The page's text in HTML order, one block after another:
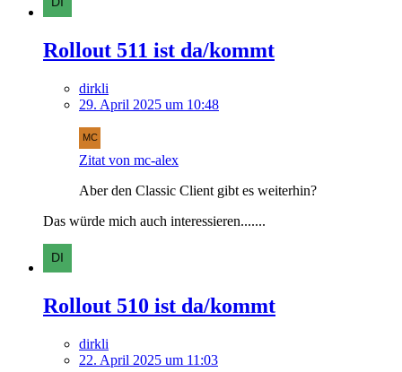
Rollout 511 ist da/kommt
dirkli
29. April 2025 um 10:48
Zitat von mc-alex
Aber den Classic Client gibt es weiterhin?
Das würde mich auch interessieren.......
Rollout 510 ist da/kommt
dirkli
22. April 2025 um 11:03